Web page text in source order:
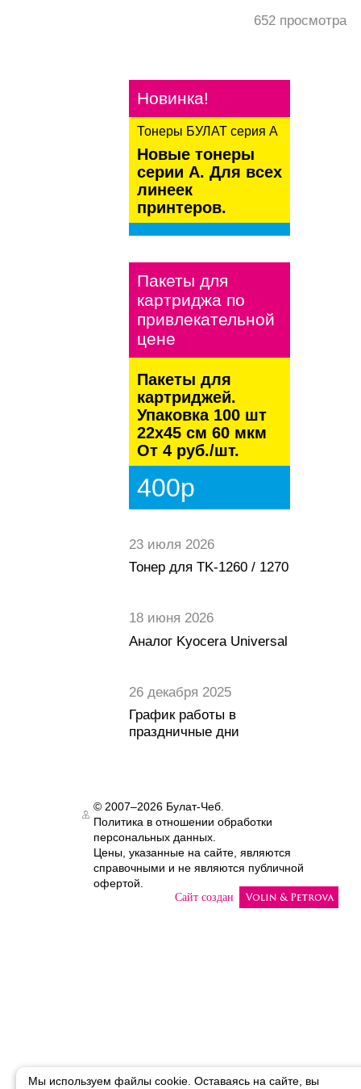
652 просмотра
kaspersky
Новинка!
Тонеры БУЛАТ серия А
Новые тонеры
серии А. Для всех
линеек
принтеров.
Пакеты для
картриджа по
привлекательной
цене
Пакеты для
картриджей.
Упаковка 100 шт
22х45 см 60 мкм
От 4 руб./шт.
400р
23 июля 2026
Тонер для TK-1260 / 1270
18 июня 2026
Аналог Kyocera Universal
26 декабря 2025
График работы в
праздничные дни
Сайт создан
© 2007–2026 Булат-Чеб.
Политика в отношении обработки
персональных данных.
Цены, указанные на сайте, являются
справочными и не являются публичной
офертой.
Authorization
Мы используем файлы cookie. Оставаясь на сайте, вы